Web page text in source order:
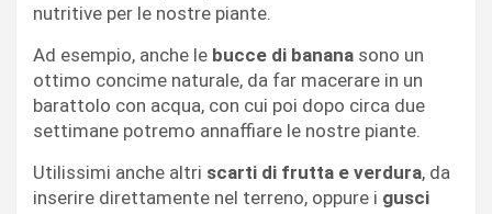
nutritive per le nostre piante.
Ad esempio, anche le bucce di banana sono un
ottimo concime naturale, da far macerare in un
barattolo con acqua, con cui poi dopo circa due
settimane potremo annaffiare le nostre piante.
Utilissimi anche altri scarti di frutta e verdura, da
inserire direttamente nel terreno, oppure i gusci